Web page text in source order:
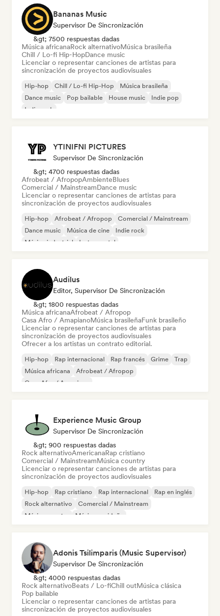
Bananas Music
Supervisor De Sincronización
&gt; 7500 respuestas dadas
Música africanaRock alternativoMúsica brasileña
Chill / Lo-fi Hip-HopDance music
Licenciar o representar canciones de artistas para
sincronización de proyectos audiovisuales
Hip-hop Chill / Lo-fi Hip-Hop
Música brasileña
Dance music
Pop bailable House music
Indie pop
Indie rock
YTINIFNI PICTURES
Supervisor De Sincronización
&gt; 4700 respuestas dadas
Afrobeat / AfropopAmbienteBlues
Comercial / MainstreamDance music
Licenciar o representar canciones de artistas para
sincronización de proyectos audiovisuales
Hip-hop Afrobeat / Afropop
Comercial / Mainstream
Dance music
Música de cine
Indie rock
Música industrial
Instrumental
Audilus
Editor, Supervisor De Sincronización
&gt; 1800 respuestas dadas
Música africanaAfrobeat / Afropop
Casa Afro / AmapianoMúsica brasileñaFunk brasileño
Licenciar o representar canciones de artistas para
sincronización de proyectos audiovisuales
Ofrecer a los artistas un contrato editorial.
Hip-hop Rap internacional Rap francés Grime
Trap
Música africana
Afrobeat / Afropop
Casa Afro / Amapiano
Experience Music Group
Supervisor De Sincronización
&gt; 900 respuestas dadas
Rock alternativoAmericanaRap cristiano
Comercial / MainstreamMúsica country
Licenciar o representar canciones de artistas para
sincronización de proyectos audiovisuales
Hip-hop Rap cristiano Rap internacional
Rap en inglés
Rock alternativo
Comercial / Mainstream
Música country
Música navideña
Adonis Tsilimparis (Music Supervisor)
Supervisor De Sincronización
&gt; 4000 respuestas dadas
Rock alternativoBeats / Lo-fiChill outMúsica clásica
Pop bailable
Licenciar o representar canciones de artistas para
sincronización de proyectos audiovisuales